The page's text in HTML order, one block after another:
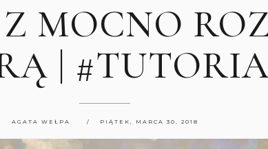
MOCNO
|
AGATA WEŁPA PIĄTEK, MARCA 30, 2018